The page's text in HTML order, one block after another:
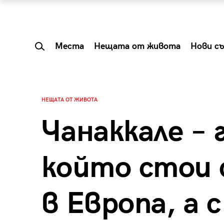
Места Нещата от живота Нови
НЕЩАТА ОТ ЖИВОТА
Чанаккале –
който стои
в Европа, а
Summer Prelude: как